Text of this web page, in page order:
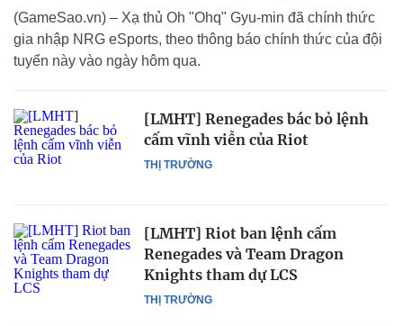
(GameSao.vn) – Xạ thủ Oh "Ohq" Gyu-min đã chính thức
gia nhập NRG eSports, theo thông báo chính thức của đội
tuyển này vào ngày hôm qua.
THỊ TRƯỜNG
[LMHT] Renegades bác bỏ lệnh
cấm vĩnh viễn của Riot
THỊ TRƯỜNG
[LMHT] Riot ban lệnh cấm
Renegades và Team Dragon
Knights tham dự LCS